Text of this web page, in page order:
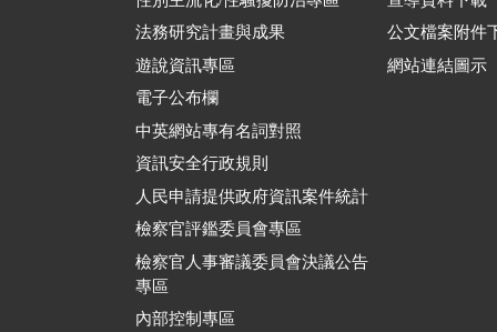
法務研究計畫與成果
遊說資訊專區
電子公布欄
中英網站專有名詞對照
資訊安全行政規則
人民申請提供政府資訊案件統計
檢察官評鑑委員會專區
檢察官人事審議委員會決議公告
專區
內部控制專區
公文檔案附件
網站連結圖示